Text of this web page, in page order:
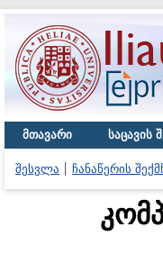
მთავარი საცავის
შესვლა ჩანაწერის